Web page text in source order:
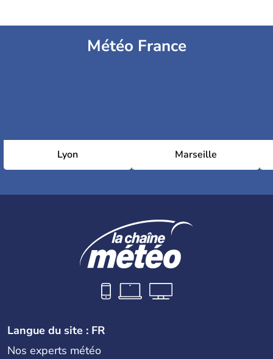
Météo France
Lyon Marseille
Langue du site : FR
Nos experts météo